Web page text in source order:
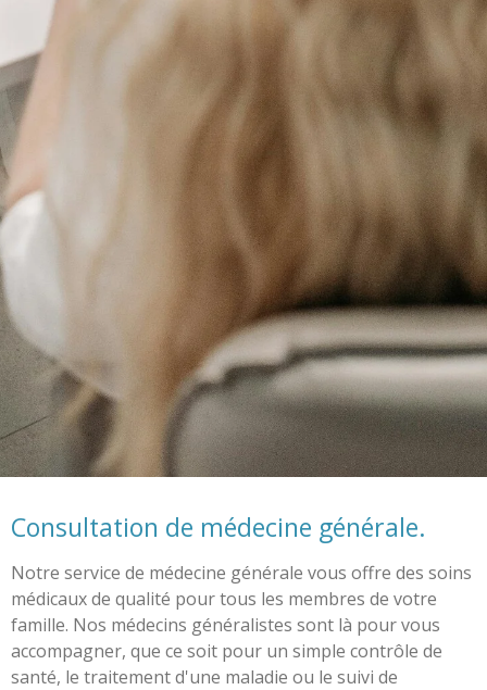
Consultation de médecine générale.
Notre service de médecine générale vous offre des soins
médicaux de qualité pour tous les membres de votre
famille. Nos médecins généralistes sont là pour vous
accompagner, que ce soit pour un simple contrôle de
santé, le traitement d'une maladie ou le suivi de